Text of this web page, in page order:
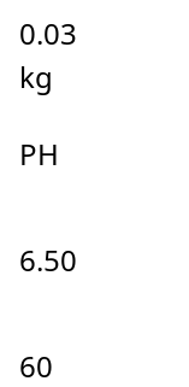
0.03
kg
PH
6.50
60